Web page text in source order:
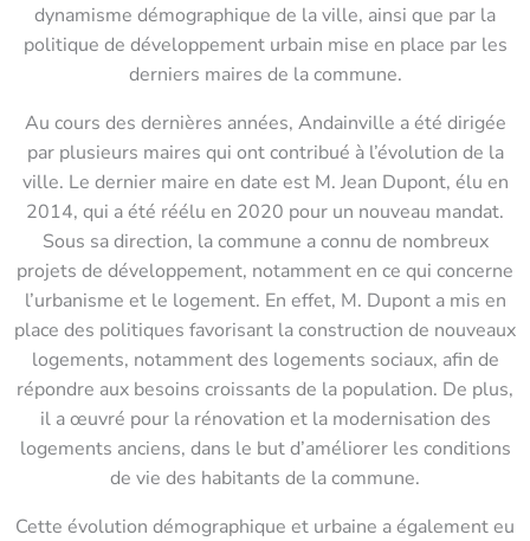
dynamisme démographique de la ville, ainsi que par la
politique de développement urbain mise en place par les
derniers maires de la commune.
Au cours des dernières années, Andainville a été dirigée
par plusieurs maires qui ont contribué à l’évolution de la
ville. Le dernier maire en date est M. Jean Dupont, élu en
2014, qui a été réélu en 2020 pour un nouveau mandat.
Sous sa direction, la commune a connu de nombreux
projets de développement, notamment en ce qui concerne
l’urbanisme et le logement. En effet, M. Dupont a mis en
place des politiques favorisant la construction de nouveaux
logements, notamment des logements sociaux, afin de
répondre aux besoins croissants de la population. De plus,
il a œuvré pour la rénovation et la modernisation des
logements anciens, dans le but d’améliorer les conditions
de vie des habitants de la commune.
Cette évolution démographique et urbaine a également eu